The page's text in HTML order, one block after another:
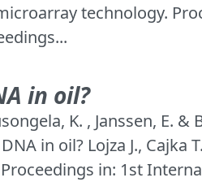
technology.
in oil?
K. , Janssen, E. &
in oil? Lojza J., Cajka
Proceedings in: 1st